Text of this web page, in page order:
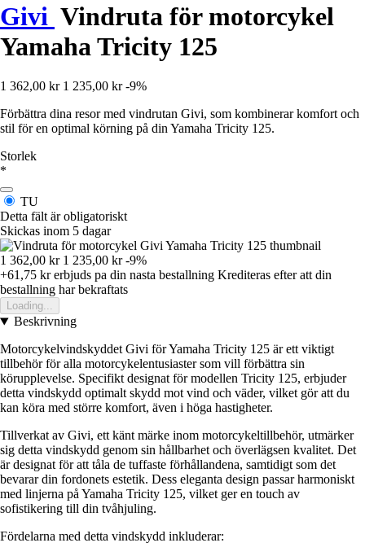
Givi Vindruta för motorcykel
Yamaha Tricity 125
1 362,00 kr 1 235,00 kr -9%
Förbättra dina resor med vindrutan Givi, som kombinerar komfort och
stil för en optimal körning på din Yamaha Tricity 125.
Storlek
*
TU
Detta fält är obligatoriskt
Skickas inom 5 dagar
1 362,00 kr 1 235,00 kr -9%
+61,75 krerbjuds pa din nasta bestallning Krediteras efter att din
bestallning har bekraftats
Loading...
Beskrivning
Motorcykelvindskyddet Givi för Yamaha Tricity 125 är ett viktigt
tillbehör för alla motorcykelentusiaster som vill förbättra sin
körupplevelse. Specifikt designat för modellen Tricity 125, erbjuder
detta vindskydd optimalt skydd mot vind och väder, vilket gör att du
kan köra med större komfort, även i höga hastigheter.
Tillverkat av Givi, ett känt märke inom motorcykeltillbehör, utmärker
sig detta vindskydd genom sin hållbarhet och överlägsen kvalitet. Det
är designat för att tåla de tuffaste förhållandena, samtidigt som det
bevarar din fordonets estetik. Dess eleganta design passar harmoniskt
med linjerna på Yamaha Tricity 125, vilket ger en touch av
sofistikering till din tvåhjuling.
Fördelarna med detta vindskydd inkluderar: